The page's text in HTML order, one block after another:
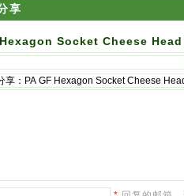
享
Socket Cheese